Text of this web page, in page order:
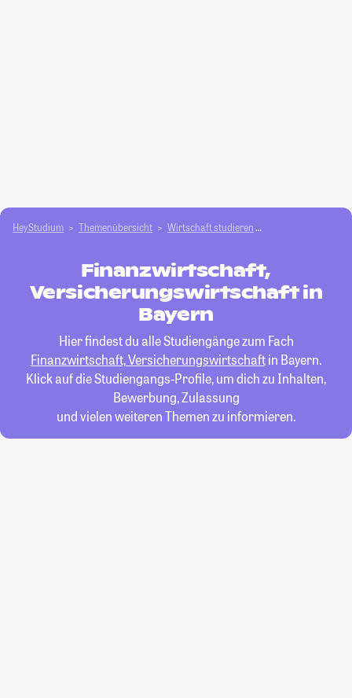
HeyStudium Themenübersicht Wirtschaft studieren
Finanzwirtschaft,
Versicherungswirtschaft in
Bayern
Hier findest du alle Studiengänge zum Fach
Finanzwirtschaft, Versicherungswirtschaftin Bayern.
Klick auf die Studiengangs-Profile, um dich zu Inhalten,
Bewerbung, Zulassung
und vielen weiteren Themen zu informieren.